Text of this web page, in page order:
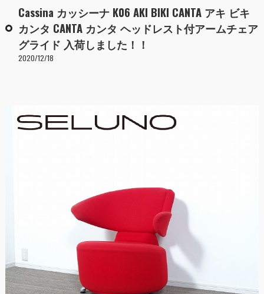
Cassina カッシーナ K06 AKI BIKI CANTA アキ ビキ
カンタ CANTA カンタ ヘッドレスト付アームチェア
グライド 入荷しました！！
2020/12/18